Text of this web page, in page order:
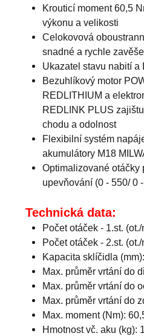
Krouticí moment 60,5
výkonu a velikosti
Celokovová
snadné a rychle
Ukazatel stavu nabití a
Bezuhlíkový motor
REDLITHIUM a
REDLINK PLUS
chodu a odolnost
Flexibilní systém
akumulátory M18
Optimalizované otáčky
upevňování (0 - 550/ 0
Technická data:
Počet otáček - 1.st.
Počet otáček - 2.st.
Kapacita sklíčidla
Max. průměr vrtání do
Max. průměr vrtání do
Max. průměr vrtání do
Max. moment (Nm):
Hmotnost vč. aku (kg):